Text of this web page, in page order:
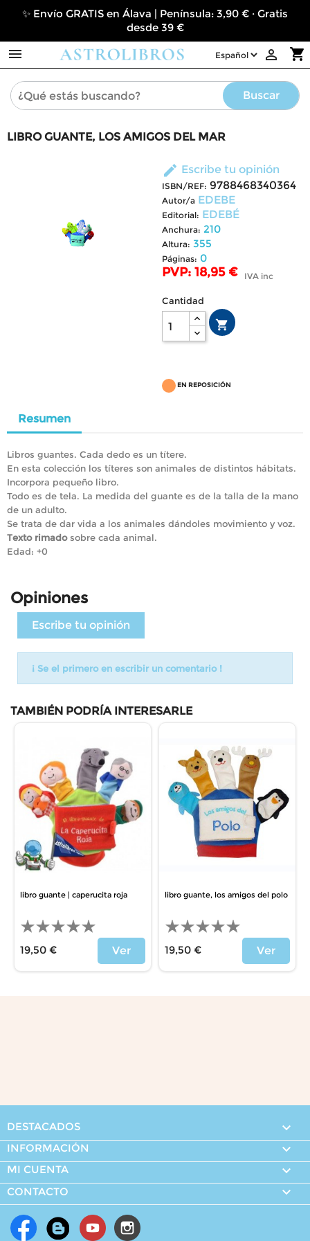
✨ Envío GRATIS en Álava | Península: 3,90 € · Gratis
desde 39 €
 shopping_cart

Buscar
LIBRO GUANTE, LOS AMIGOS DEL MAR
edit Escribe tu opinión
ISBN/REF: 9788468340364
Autor/a EDEBE
Editorial: EDEBÉ
Anchura: 210
Altura: 355
Páginas: 0
PVP: 18,95 € IVA inc
Cantidad

EN REPOSICIÓN
Resumen
Libros guantes. Cada dedo es un títere.
En esta colección los títeres son animales de distintos hábitats.
Incorpora pequeño libro.
Todo es de tela. La medida del guante es de la talla de la mano
de un adulto.
Se trata de dar vida a los animales dándoles movimiento y voz.
Texto rimadosobre cada animal.
Edad: +0
Opiniones
Escribe tu opinión
¡ Se el primero en escribir un comentario !
TAMBIÉN PODRÍA INTERESARLE
libro guante | caperucita roja
19,50 €
Ver
libro guante, los amigos del polo
19,50 €
Ver
DESTACADOS 
INFORMACIÓN 
MI CUENTA 
CONTACTO 